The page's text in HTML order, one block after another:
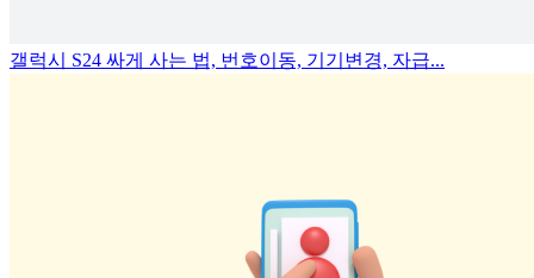
갤럭시 S24 싸게 사는 법, 번호이동, 기기변경, 자급...